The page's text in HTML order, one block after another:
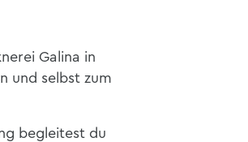
Galina in
und selbst zum
begleitest du